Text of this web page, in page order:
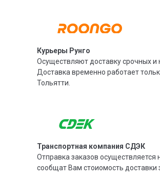
Курьеры Рунго
Осуществляют доставку срочных и
Доставка временно работает
Тольятти.
Транспортная компания СДЭК
Отправка заказов
сообщат Вам стоиомость